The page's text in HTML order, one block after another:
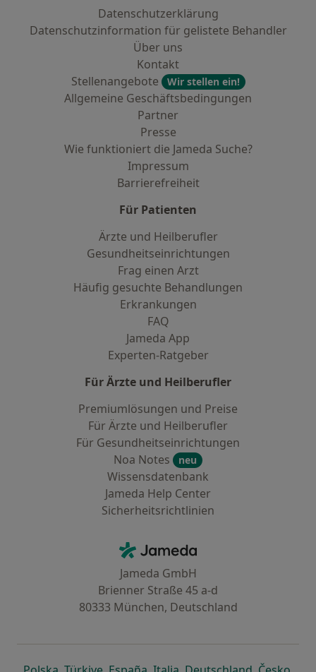
Datenschutzerklärung
Datenschutzinformation für gelistete Behandler
Über uns
Kontakt
Stellenangebote
Wir stellen ein!
Allgemeine Geschäftsbedingungen
Partner
Presse
Wie funktioniert die Jameda Suche?
Impressum
Barrierefreiheit
Für Patienten
Ärzte und Heilberufler
Gesundheitseinrichtungen
Frag einen Arzt
Häufig gesuchte Behandlungen
Erkrankungen
FAQ
Jameda App
Experten-Ratgeber
Für Ärzte und Heilberufler
Premiumlösungen und Preise
Für Ärzte und Heilberufler
Für Gesundheitseinrichtungen
Noa Notes
neu
Wissensdatenbank
Jameda Help Center
Sicherheitsrichtlinien
Jameda - Startseite
Jameda GmbH
Brienner Straße 45 a-d
80333 München, Deutschland